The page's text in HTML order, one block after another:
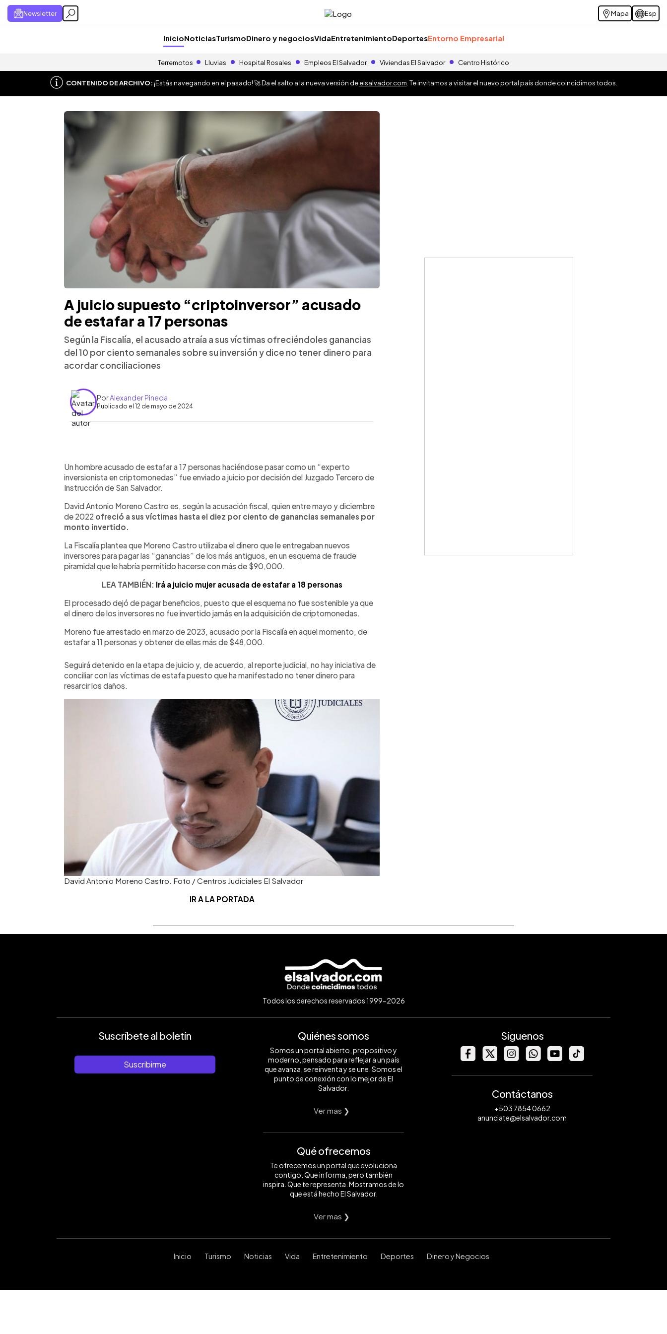
Newsletter Mapa Esp
InicioNoticiasTurismoDinero y negociosVidaEntretenimientoDeportesEntorno Empresarial
Terremotos Lluvias Hospital Rosales Empleos El Salvador Viviendas El Salvador Centro Histórico
CONTENIDO DE ARCHIVO:¡Estás navegando en el pasado! 🚀 Da el salto a la nueva versión deelsalvador.com . Te invitamos a visitar el nuevo portal país donde coincidimos todos.
A juicio supuesto “criptoinversor” acusado
de estafar a 17 personas
Según la Fiscalía, el acusado atraía a sus víctimas ofreciéndoles ganancias
del 10 por ciento semanales sobre su inversión y dice no tener dinero para
acordar conciliaciones
PorAlexander Pineda
Publicado el 12 de mayo de 2024
Escuchar artículo
Un hombre acusado de estafar a 17 personas haciéndose pasar como un “experto
inversionista en criptomonedas” fue enviado a juicio por decisión del Juzgado Tercero de
Instrucción de San Salvador.
David Antonio Moreno Castro es, según la acusación fiscal, quien entre mayo y diciembre
de 2022 ofreció a sus víctimas hasta el diez por ciento de ganancias semanales por
monto invertido.
La Fiscalía plantea que Moreno Castro utilizaba el dinero que le entregaban nuevos
inversores para pagar las “ganancias” de los más antiguos, en un esquema de fraude
piramidal que le habría permitido hacerse con más de $90,000.
LEA TAMBIÉN: Irá a juicio mujer acusada de estafar a 18 personas
El procesado dejó de pagar beneficios, puesto que el esquema no fue sostenible ya que
el dinero de los inversores no fue invertido jamás en la adquisición de criptomonedas.
Moreno fue arrestado en marzo de 2023, acusado por la Fiscalía en aquel momento, de
estafar a 11 personas y obtener de ellas más de $48,000.
Seguirá detenido en la etapa de juicio y, de acuerdo, al reporte judicial, no hay iniciativa de
conciliar con las víctimas de estafa puesto que ha manifestado no tener dinero para
resarcir los daños.
David Antonio Moreno Castro. Foto / Centros Judiciales El Salvador
IR A LA PORTADA
Todos los derechos reservados 1999-2026
Suscríbete al boletín
Suscribirme
Quiénes somos
Somos un portal abierto, propositivo y
moderno, pensado para reflejar a un país
que avanza, se reinventa y se une. Somos el
punto de conexión con lo mejor de El
Salvador.
Ver mas ❯
Qué ofrecemos
Te ofrecemos un portal que evoluciona
contigo. Que informa, pero también
inspira. Que te representa. Mostramos de lo
que está hecho El Salvador.
Ver mas ❯
Síguenos
Contáctanos
+503 7854 0662
anunciate@elsalvador.com
Inicio Turismo Noticias Vida Entretenimiento Deportes Dinero y Negocios